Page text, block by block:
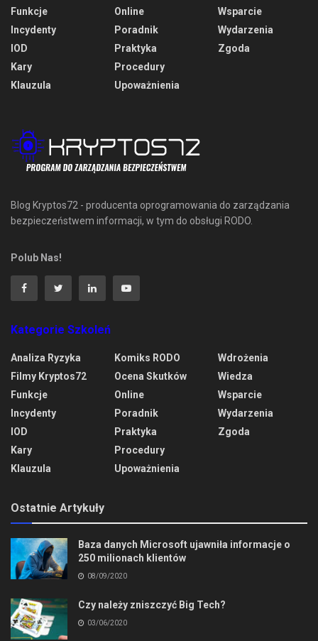
Funkcje
Incydenty
IOD
Kary
Klauzula
Online
Poradnik
Praktyka
Procedury
Upoważnienia
Wsparcie
Wydarzenia
Zgoda
Blog Kryptos72 - producenta oprogramowania do zarządzania
bezpieczeństwem informacji, w tym do obsługi RODO.
Polub Nas!
Kategorie Szkoleń
Analiza Ryzyka
Filmy Kryptos72
Funkcje
Incydenty
IOD
Kary
Klauzula
Komiks RODO
Ocena Skutków
Online
Poradnik
Praktyka
Procedury
Upoważnienia
Wdrożenia
Wiedza
Wsparcie
Wydarzenia
Zgoda
Ostatnie Artykuły
Baza danych Microsoft ujawniła informacje o
250 milionach klientów
08/09/2020
Czy należy zniszczyć Big Tech?
03/06/2020